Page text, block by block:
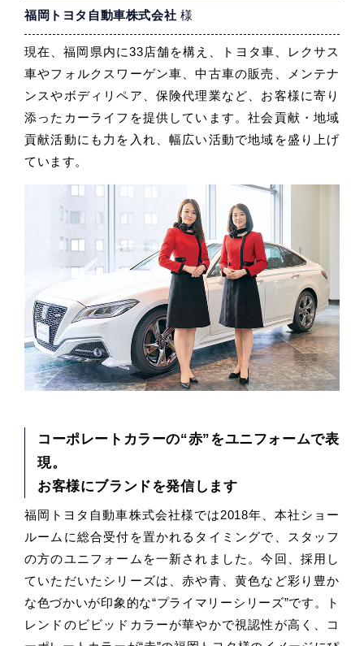
福岡トヨタ自動車株式会社 様
現在、福岡県内に33店舗を構え、トヨタ車、レクサス
車やフォルクスワーゲン車、中古車の販売、メンテナ
ンスやボディリペア、保険代理業など、お客様に寄り
添ったカーライフを提供しています。社会貢献・地域
貢献活動にも力を入れ、幅広い活動で地域を盛り上げ
ています。
コーポレートカラーの“赤”をユニフォームで表
現。
お客様にブランドを発信します
福岡トヨタ自動車株式会社様では2018年、本社ショー
ルームに総合受付を置かれるタイミングで、スタッフ
の方のユニフォームを一新されました。今回、採用し
ていただいたシリーズは、赤や青、黄色など彩り豊か
な色づかいが印象的な“プライマリーシリーズ”です。ト
レンドのビビッドカラーが華やかで視認性が高く、コ